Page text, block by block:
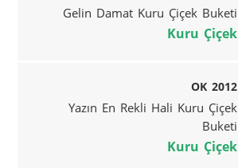
Gelin Damat Kuru Çiçek Buketi
Kuru Çiçek
OK 2012
Yazın En Rekli Hali Kuru Çiçek
Buketi
Kuru Çiçek